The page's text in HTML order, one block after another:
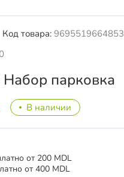
Код товара: 9695519664853
парковка
В наличии
от 200 MDL
от 400 MDL